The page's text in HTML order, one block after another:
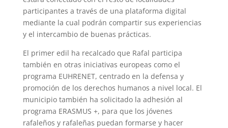
participantes a través de una plataforma digital
mediante la cual podrán compartir sus experiencias
y el intercambio de buenas prácticas.
El primer edil ha recalcado que Rafal participa
también en otras iniciativas europeas como el
programa EUHRENET, centrado en la defensa y
promoción de los derechos humanos a nivel local. El
municipio también ha solicitado la adhesión al
programa ERASMUS +, para que los jóvenes
rafaleños y rafaleñas puedan formarse y hacer